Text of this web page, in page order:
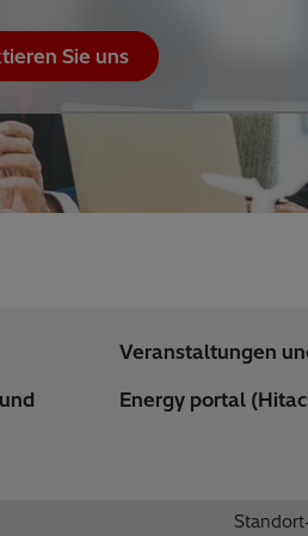
Sie uns
Veranstaltungen
Energy portal